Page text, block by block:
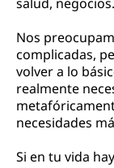
Nos
complicadas,
volver a lo
realmente
necesidades
Si en tu vida